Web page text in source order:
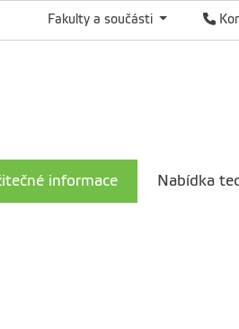
Fakulty a součásti
informace Nabídka